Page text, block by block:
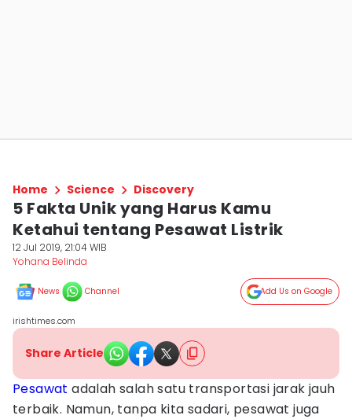
Home Science Discovery
5 Fakta Unik yang Harus Kamu
Ketahui tentang Pesawat Listrik
12 Jul 2019, 21:04 WIB
Yohana Belinda
News Channel Add Us on Google
irishtimes.com
Share Article
Pesawat adalah salah satu transportasi jarak jauh
terbaik. Namun, tanpa kita sadari, pesawat juga